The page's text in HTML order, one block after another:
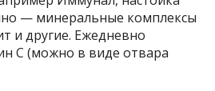
— минеральные комплексы
и другие. Ежедневно
С (можно в виде отвара